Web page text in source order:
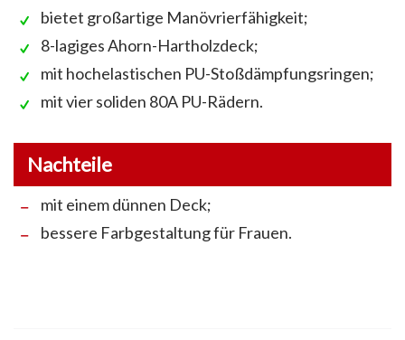
bietet großartige Manövrierfähigkeit;
8-lagiges Ahorn-Hartholzdeck;
mit hochelastischen PU-Stoßdämpfungsringen;
mit vier soliden 80A PU-Rädern.
Nachteile
mit einem dünnen Deck;
bessere Farbgestaltung für Frauen.